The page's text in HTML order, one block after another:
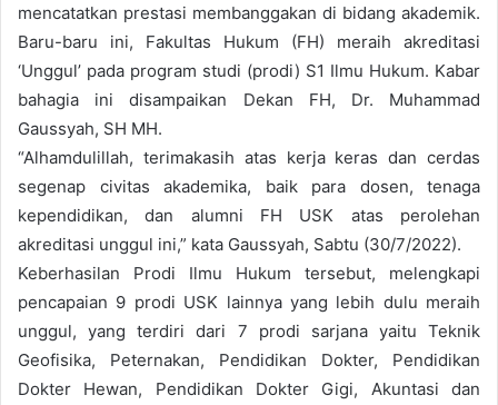
mencatatkan prestasi membanggakan di bidang akademik.
Baru-baru ini, Fakultas Hukum (FH) meraih akreditasi
‘Unggul’ pada program studi (prodi) S1 Ilmu Hukum. Kabar
bahagia ini disampaikan Dekan FH, Dr. Muhammad
Gaussyah, SH MH.
“Alhamdulillah, terimakasih atas kerja keras dan cerdas
segenap civitas akademika, baik para dosen, tenaga
kependidikan, dan alumni FH USK atas perolehan
akreditasi unggul ini,” kata Gaussyah, Sabtu (30/7/2022).
Keberhasilan Prodi Ilmu Hukum tersebut, melengkapi
pencapaian 9 prodi USK lainnya yang lebih dulu meraih
unggul, yang terdiri dari 7 prodi sarjana yaitu Teknik
Geofisika, Peternakan, Pendidikan Dokter, Pendidikan
Dokter Hewan, Pendidikan Dokter Gigi, Akuntasi dan